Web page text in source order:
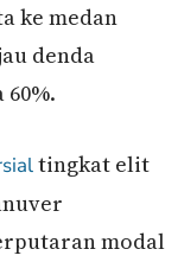
ke medan
denda
tingkat elit
modal